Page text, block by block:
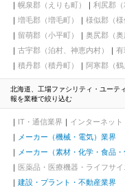
幌泉郡（えりも町）
利尻郡（
増毛郡（増毛町）
様似郡（様
留萌郡（小平町）
奥尻郡（奥
古宇郡（泊村、神恵内村）
有
積丹郡（積丹町）
阿寒郡（鶴
北海道、工場ファシリティ・ユーテ
報を業種で絞り込む
IT・通信業界
インターネッ
メーカー（機械・電気）業界
メーカー（素材・化学・食品
医薬品・医療機器・ライフサ
建設・プラント・不動産業界